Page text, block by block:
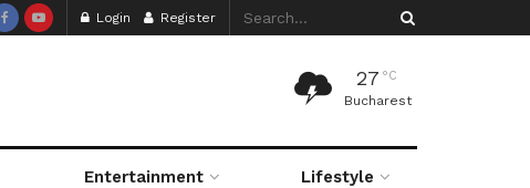
Login Register
27 °C
Bucharest
Entertainment Lifestyle